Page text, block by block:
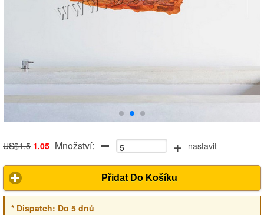
US$1.5 1.05 Množství: + nastavit
Přidat Do Košíku
*Dispatch: Do 5 dnů